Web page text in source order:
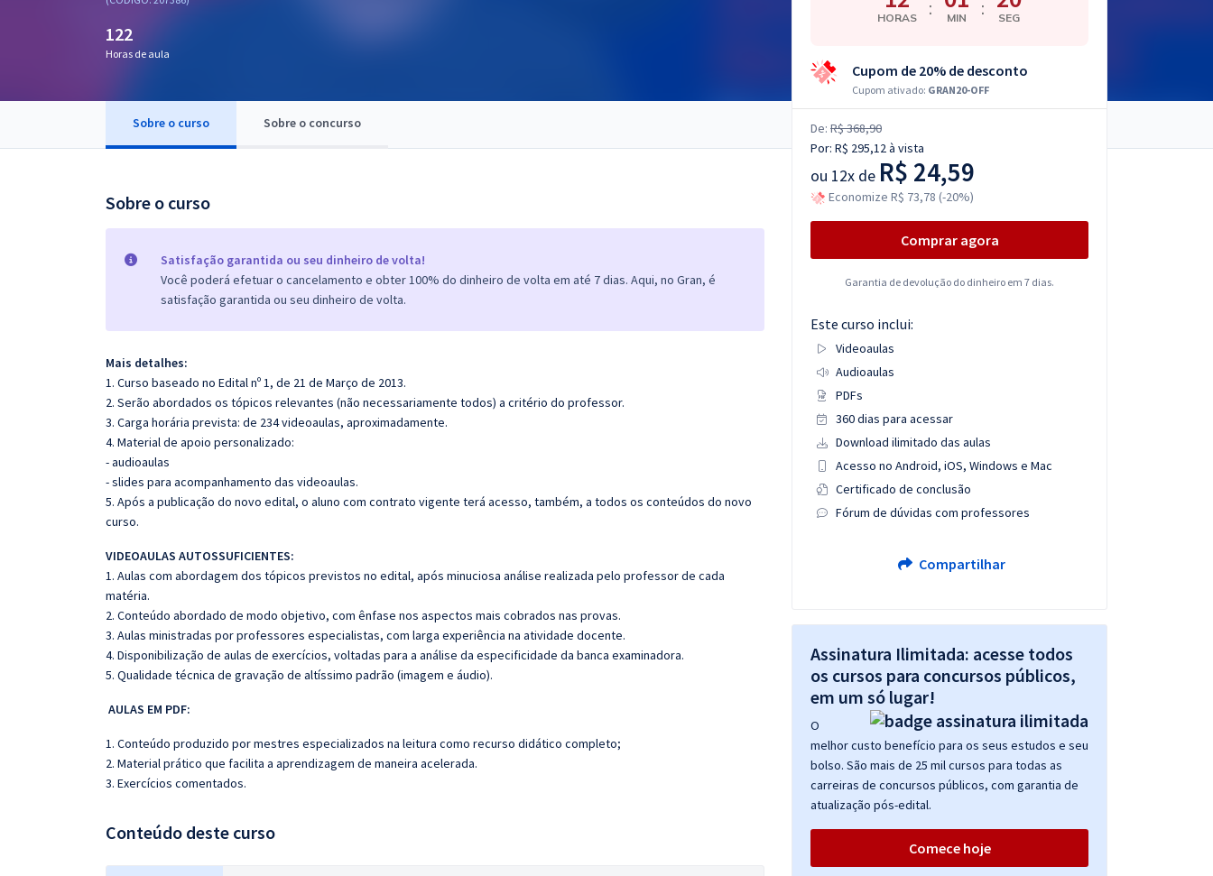
OAB
122
Horas de aula
Sobre o curso Sobre o concurso
Sobre o curso
Satisfação garantida ou seu dinheiro de volta!
Você poderá efetuar o cancelamento e obter 100% do dinheiro de volta em até 7 dias. Aqui, no Gran, é
satisfação garantida ou seu dinheiro de volta.
Mais detalhes:
1. Curso baseado no Edital nº 1, de 21 de Março de 2013.
2. Serão abordados os tópicos relevantes (não necessariamente todos) a critério do professor.
3. Carga horária prevista: de 234 videoaulas, aproximadamente.
4. Material de apoio personalizado:
- audioaulas
- slides para acompanhamento das videoaulas.
5. Após a publicação do novo edital, o aluno com contrato vigente terá acesso, também, a todos os conteúdos do novo
curso.
VIDEOAULAS AUTOSSUFICIENTES:
1. Aulas com abordagem dos tópicos previstos no edital, após minuciosa análise realizada pelo professor de cada
matéria.
2. Conteúdo abordado de modo objetivo, com ênfase nos aspectos mais cobrados nas provas.
3. Aulas ministradas por professores especialistas, com larga experiência na atividade docente.
4. Disponibilização de aulas de exercícios, voltadas para a análise da especificidade da banca examinadora.
5. Qualidade técnica de gravação de altíssimo padrão (imagem e áudio).
AULAS EM PDF:
1. Conteúdo produzido por mestres especializados na leitura como recurso didático completo;
2. Material prático que facilita a aprendizagem de maneira acelerada.
3. Exercícios comentados.
Conteúdo deste curso
HORAS : MIN : SEG
Cupom de 20% de desconto
Cupom ativado: GRAN20-OFF
De: R$ 368,90
Por: R$ 295,12à vista
ou 12x de R$ 24,59
Economize R$ 73,78 (-20%)
Comprar agora
Garantia de devolução do dinheiro em 7 dias.
Este curso inclui:
Videoaulas
Audioaulas
PDFs
360 dias para acessar
Download ilimitado das aulas
Acesso no Android, iOS, Windows e Mac
Certificado de conclusão
Fórum de dúvidas com professores
Compartilhar
Assinatura Ilimitada: acesse todos
os cursos para concursos públicos,
em um só lugar!
O
melhor custo benefício para os seus estudos e seu
bolso. São mais de 25 mil cursos para todas as
carreiras de concursos públicos, com garantia de
atualização pós-edital.
Comece hoje